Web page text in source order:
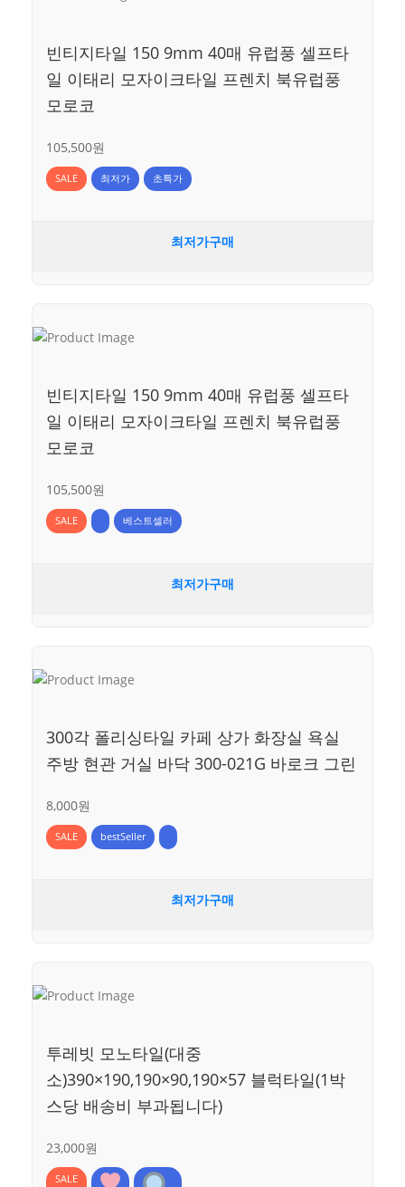
빈티지타일 150 9mm 40매 유럽풍 셀프타
일 이태리 모자이크타일 프렌치 북유럽풍
모로코
105,500원
SALE 최저가 초특가
최저가구매
빈티지타일 150 9mm 40매 유럽풍 셀프타
일 이태리 모자이크타일 프렌치 북유럽풍
모로코
105,500원
SALE 베스트셀러
최저가구매
300각 폴리싱타일 카페 상가 화장실 욕실
주방 현관 거실 바닥 300-021G 바로크 그린
8,000원
SALE bestSeller
최저가구매
투레빗 모노타일(대중
소)390×190,190×90,190×57 블럭타일(1박
스당 배송비 부과됩니다)
23,000원
SALE